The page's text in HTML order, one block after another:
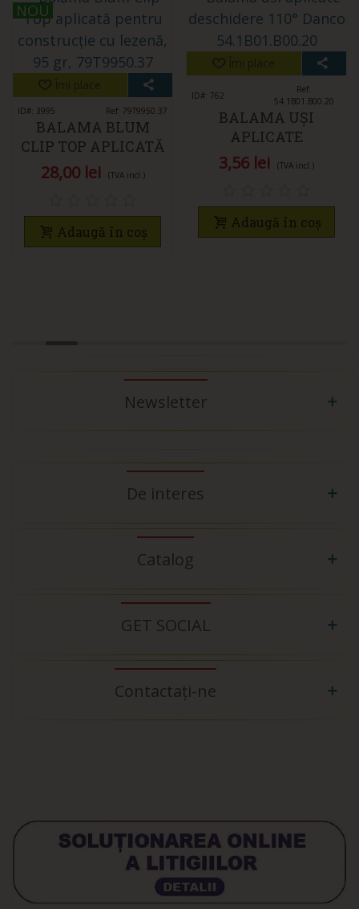
NOU
NOU
ID#: 3995 Ref: 79T9950.37
BALAMA BLUM
CLIP TOP APLICATĂ
PENTRU
CONSTRUCȚIE CU
79T9950.37
28,00 lei (TVA incl.)
Adaugă în coș
ID#: 762
Ref:
54.1B01.B00.20
BALAMA UȘI
APLICATE
DESCHIDERE 110°
3,56 lei (TVA incl.)
Adaugă în coș
Newsletter
De interes
Catalog
GET SOCIAL
Contactați-ne